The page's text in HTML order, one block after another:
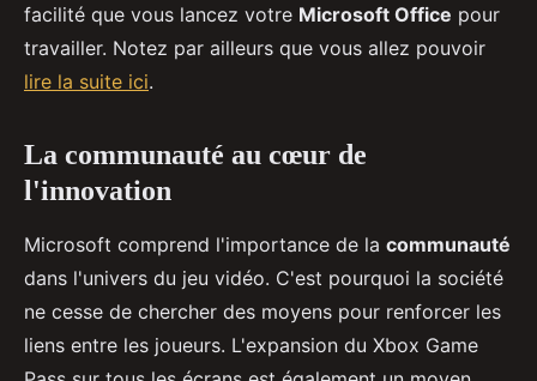
facilité que vous lancez votre Microsoft Office pour
travailler. Notez par ailleurs que vous allez pouvoir
lire la suite ici.
La communauté au cœur de
l'innovation
Microsoft comprend l'importance de la communauté
dans l'univers du jeu vidéo. C'est pourquoi la société
ne cesse de chercher des moyens pour renforcer les
liens entre les joueurs. L'expansion du Xbox Game